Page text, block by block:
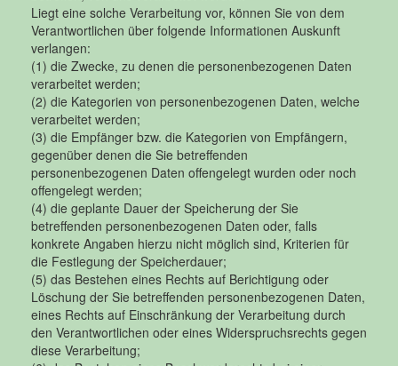
Liegt eine solche Verarbeitung vor, können Sie von dem
Verantwortlichen über folgende Informationen Auskunft
verlangen:
(1) die Zwecke, zu denen die personenbezogenen Daten
verarbeitet werden;
(2) die Kategorien von personenbezogenen Daten, welche
verarbeitet werden;
(3) die Empfänger bzw. die Kategorien von Empfängern,
gegenüber denen die Sie betreffenden
personenbezogenen Daten offengelegt wurden oder noch
offengelegt werden;
(4) die geplante Dauer der Speicherung der Sie
betreffenden personenbezogenen Daten oder, falls
konkrete Angaben hierzu nicht möglich sind, Kriterien für
die Festlegung der Speicherdauer;
(5) das Bestehen eines Rechts auf Berichtigung oder
Löschung der Sie betreffenden personenbezogenen Daten,
eines Rechts auf Einschränkung der Verarbeitung durch
den Verantwortlichen oder eines Widerspruchsrechts gegen
diese Verarbeitung;